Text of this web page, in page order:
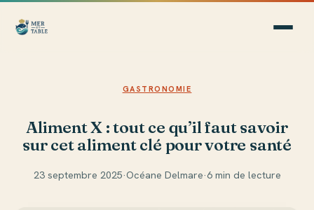
GASTRONOMIE
Aliment X : tout ce qu’il faut savoir
sur cet aliment clé pour votre santé
23 septembre 2025·Océane Delmare·6 min de lecture